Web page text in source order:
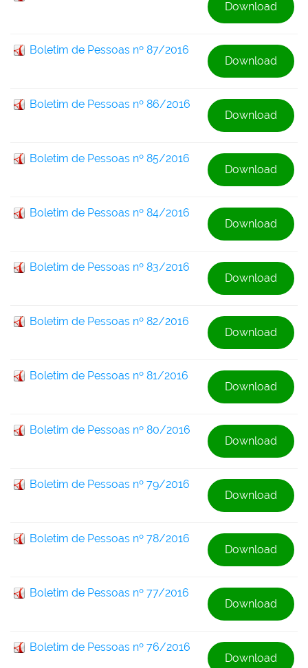
Download
Boletim de Pessoas nº 87/2016
Download
Boletim de Pessoas nº 86/2016
Download
Boletim de Pessoas nº 85/2016
Download
Boletim de Pessoas nº 84/2016
Download
Boletim de Pessoas nº 83/2016
Download
Boletim de Pessoas nº 82/2016
Download
Boletim de Pessoas nº 81/2016
Download
Boletim de Pessoas nº 80/2016
Download
Boletim de Pessoas nº 79/2016
Download
Boletim de Pessoas nº 78/2016
Download
Boletim de Pessoas nº 77/2016
Download
Boletim de Pessoas nº 76/2016
Download